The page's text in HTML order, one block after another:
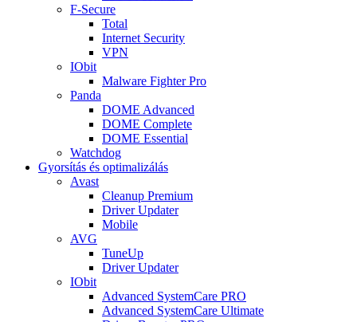
F-Secure
Total
Internet Security
VPN
IObit
Malware Fighter Pro
Panda
DOME Advanced
DOME Complete
DOME Essential
Watchdog
Gyorsítás és optimalizálás
Avast
Cleanup Premium
Driver Updater
Mobile
AVG
TuneUp
Driver Updater
IObit
Advanced SystemCare PRO
Advanced SystemCare Ultimate